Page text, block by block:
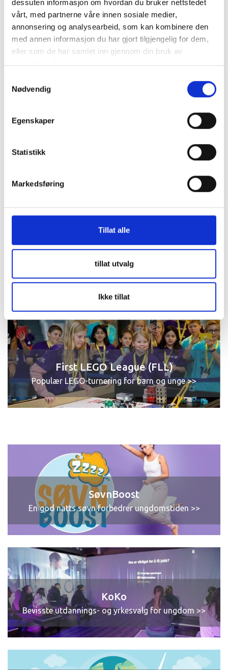
dessuten informasjon om hvordan du bruker nettstedet
vårt, med partnerne våre innen sosiale medier,
annonsering og analysearbeid, som kan kombinere den
med annen informasjon du har gjort tilgjengelig for dem,
eller som de har samlet inn gjennom din bruk av
tjenestene deres.
Nødvendig
Egenskaper
Statistikk
Markedsføring
Tillat alle
tillat utvalg
Ikke tillat
Kodekraft
Programmer et energispill >>
Finn koden
Matematikk >>
First LEGO League (FLL)
Populær LEGO-turnering for barn og unge >>
SøvnBoost
En god natts søvn forbedrer ungdomstiden >>
KoKo
Bevisste utdannings- og yrkesvalg for ungdom >>